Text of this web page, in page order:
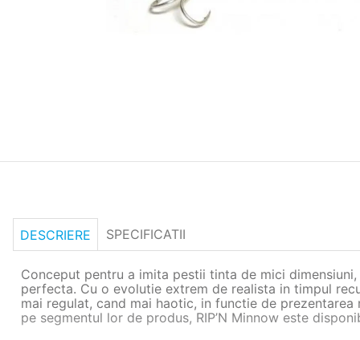
DESCRIERE SPECIFICATII
Conceput pentru a imita pestii tinta de mici
perfecta. Cu o evolutie extrem de realista in timpul
mai regulat, cand mai haotic, in functie de
pe segmentul lor de produs, RIP’N Minnow este